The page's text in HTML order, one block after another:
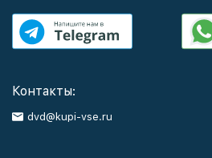
Контакты:
dvd@kupi-vse.ru